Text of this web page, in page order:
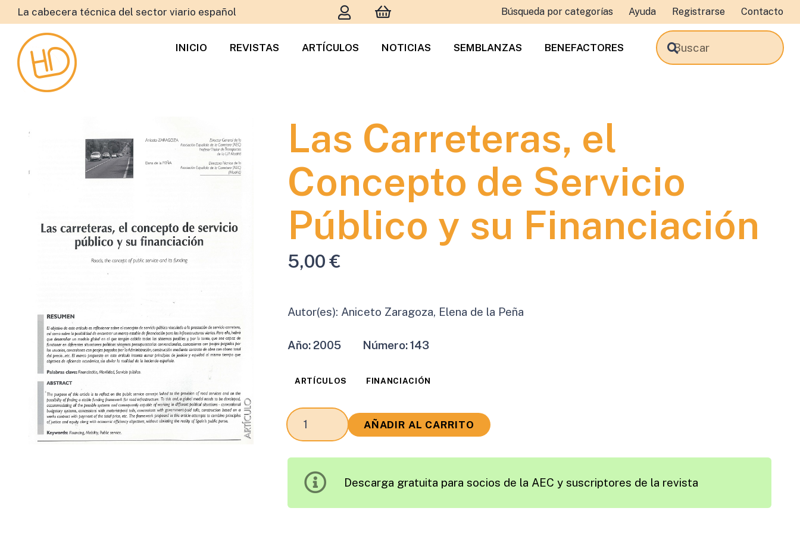
La cabecera técnica del sector viario español Búsqueda por categorías Ayuda Registrarse Contacto
INICIO REVISTAS ARTÍCULOS NOTICIAS SEMBLANZAS BENEFACTORES
Las Carreteras, el
Concepto de Servicio
Público y su Financiación
5,00€
Autor(es): Aniceto Zaragoza, Elena de la Peña
Año:2005 Número:143
ARTÍCULOS FINANCIACIÓN
Las
Carreteras,
AÑADIR AL CARRITO
Descarga gratuita para socios de la AEC y suscriptores de la revista